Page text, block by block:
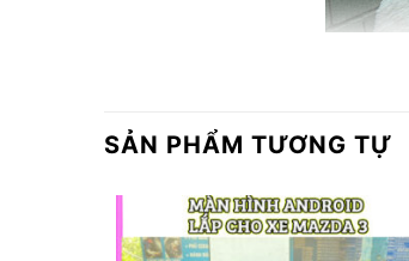
SẢN PHẨM TƯƠNG TỰ